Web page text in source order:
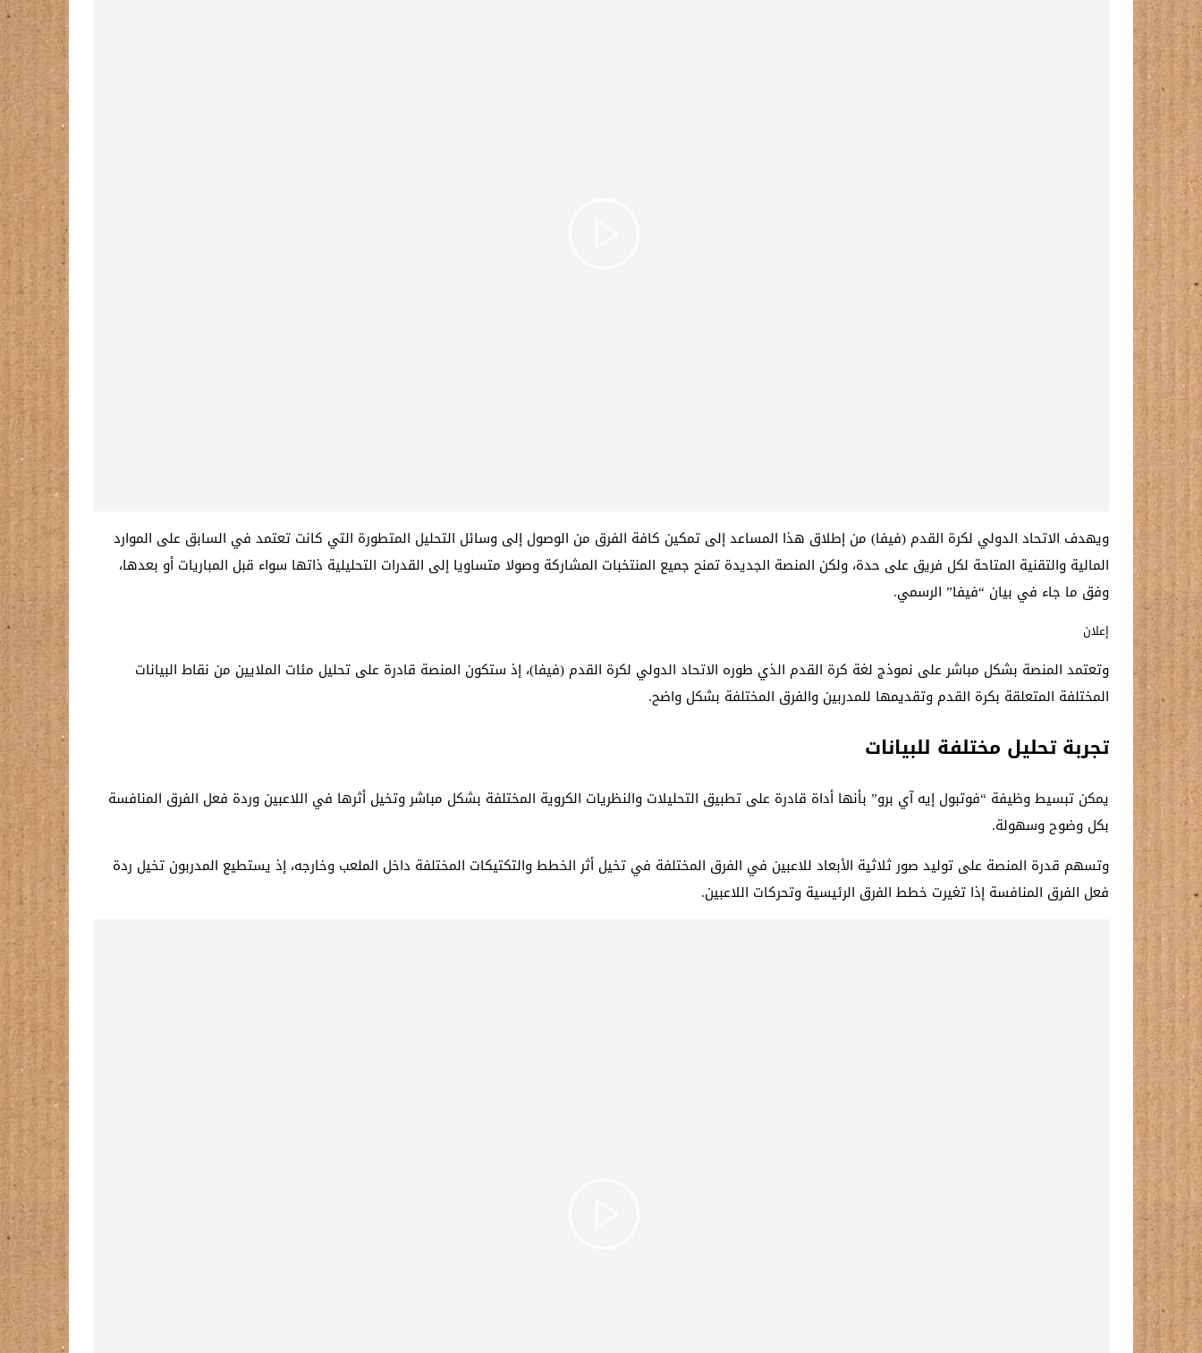
ويهدف الاتحاد الدولي لكرة القدم (فيفا) من إطلاق هذا المساعد إلى تمكين كافة الفرق من الوصول إلى وسائل التحليل المتطورة التي كانت تعتمد في السابق على الموارد
المالية والتقنية المتاحة لكل فريق على حدة، ولكن المنصة الجديدة تمنح جميع المنتخبات المشاركة وصولا متساويا إلى القدرات التحليلية ذاتها سواء قبل المباريات أو بعدها،
وفق ما جاء في بيان “فيفا” الرسمي.
إعلان
وتعتمد المنصة بشكل مباشر على نموذج لغة كرة القدم الذي طوره الاتحاد الدولي لكرة القدم (فيفا)، إذ ستكون المنصة قادرة على تحليل مئات الملايين من نقاط البيانات
المختلفة المتعلقة بكرة القدم وتقديمها للمدربين والفرق المختلفة بشكل واضح.
تجربة تحليل مختلفة للبيانات
يمكن تبسيط وظيفة “فوتبول إيه آي برو” بأنها أداة قادرة على تطبيق التحليلات والنظريات الكروية المختلفة بشكل مباشر وتخيل أثرها في اللاعبين وردة فعل الفرق المنافسة
بكل وضوح وسهولة.
وتسهم قدرة المنصة على توليد صور ثلاثية الأبعاد للاعبين في الفرق المختلفة في تخيل أثر الخطط والتكتيكات المختلفة داخل الملعب وخارجه، إذ يستطيع المدربون تخيل ردة
فعل الفرق المنافسة إذا تغيرت خطط الفرق الرئيسية وتحركات اللاعبين.